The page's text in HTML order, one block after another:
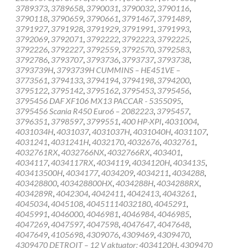
3789373, 3789658, 3790031, 3790032, 3790116,
3790118, 3790659, 3790661, 3791467, 3791489,
3791927, 3791928, 3791929, 3791991, 3791993,
3792069, 3792071, 3792222, 3792223, 3792225,
3792226, 3792227, 3792559, 3792570, 3792583,
3792786, 3793707, 3793736, 3793737, 3793738,
3793739H, 3793739H CUMMINS – HE451VE –
3773561, 3794133, 3794194, 3794198, 3794200,
3795122, 3795142, 3795162, 3795453, 3795456,
3795456 DAF XF106 MX13 PACCAR - 5355095,
3795456 Scania R450 Euro6 – 2082223, 3795457,
3796351, 3798597, 3799551,400 HP-XPI,4031004,
4031034H,4031037,4031037H,4031040H,4031107,
4031241,4031241H,4032170,4032676,4032761,
4032761RX,4032766NX,4032766RX,403401,
4034117,4034117RX,4034119,4034120H,4034135,
403413500H,4034177,4034209,4034211,4034288,
403428800,403428800HX,4034288H,4034288RX,
4034289R,4042304,4042411,4042413,4043261,
4045034,4045108,40451114032180,4045291,
4045991,4046000,4046981,4046984,4046985,
4047269,4047597,4047598,4047647,4047648,
4047649,4105698,4309076,4309469,4309470,
4309470 DETROIT – 12 V aktuator: 4034120H,4309470